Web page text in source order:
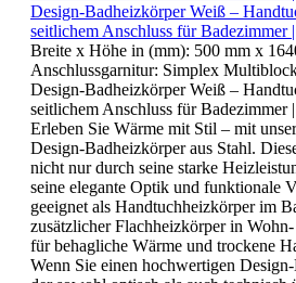
Design-Badheizkörper Weiß –
seitlichem Anschluss für
Breite x Höhe in (mm): 500 mm x
Anschlussgarnitur: Simplex
Design-Badheizkörper Weiß –
seitlichem Anschluss für
Erleben Sie Wärme mit Stil – mit
Design-Badheizkörper aus Stahl.
nicht nur durch seine starke
seine elegante Optik und funktionale
geeignet als Handtuchheizkörper im
zusätzlicher Flachheizkörper in
für behagliche Wärme und trockene
Wenn Sie einen hochwertigen